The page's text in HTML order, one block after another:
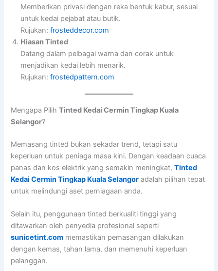
Memberikan privasi dengan reka bentuk kabur, sesuai
untuk kedai pejabat atau butik.
Rujukan:frosteddecor.com
Hiasan Tinted
Datang dalam pelbagai warna dan corak untuk
menjadikan kedai lebih menarik.
Rujukan:frostedpattern.com
Mengapa PilihTinted Kedai Cermin Tingkap Kuala
Selangor?
Memasang tinted bukan sekadar trend, tetapi satu
keperluan untuk peniaga masa kini. Dengan keadaan cuaca
panas dan kos elektrik yang semakin meningkat,Tinted
Kedai Cermin Tingkap Kuala Selangor adalah pilihan tepat
untuk melindungi aset perniagaan anda.
Selain itu, penggunaan tinted berkualiti tinggi yang
ditawarkan oleh penyedia profesional seperti
sunicetint.com memastikan pemasangan dilakukan
dengan kemas, tahan lama, dan memenuhi keperluan
pelanggan.